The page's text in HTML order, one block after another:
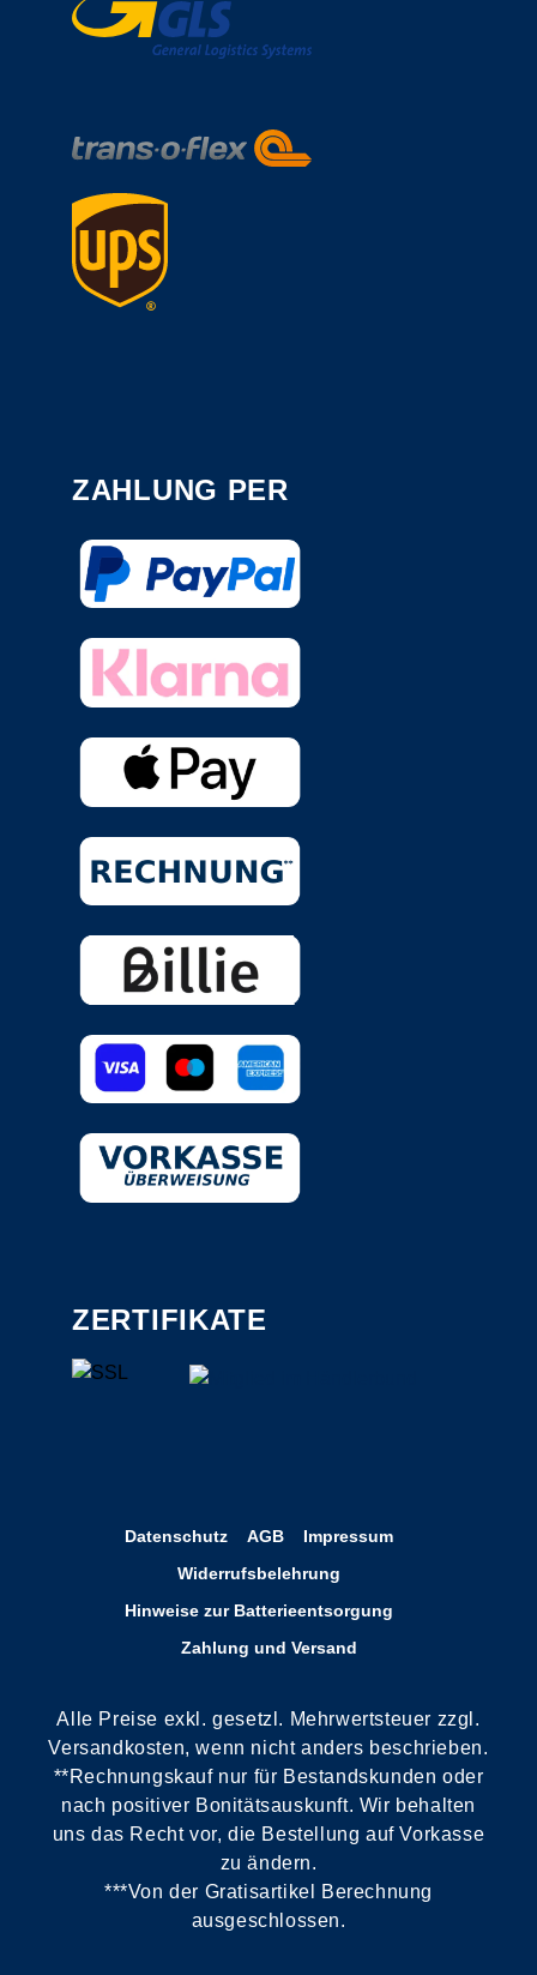
ZAHLUNG PER
ZERTIFIKATE
Datenschutz AGB
Impressum
Widerrufsbelehrung
Hinweise zur Batterieentsorgung
Zahlung und Versand
Alle Preise exkl. gesetzl. Mehrwertsteuer zzgl.
Versandkosten, wenn nicht anders beschrieben.
**Rechnungskauf nur für Bestandskunden oder
nach positiver Bonitätsauskunft. Wir behalten
uns das Recht vor, die Bestellung auf Vorkasse
zu ändern.
***Von der Gratisartikel Berechnung
ausgeschlossen.